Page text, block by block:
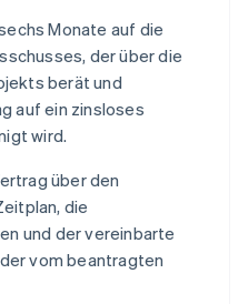
Monate auf die
der über die
berät und
auf ein zinsloses
wird.
über den
die
und der vereinbarte
vom beantragten